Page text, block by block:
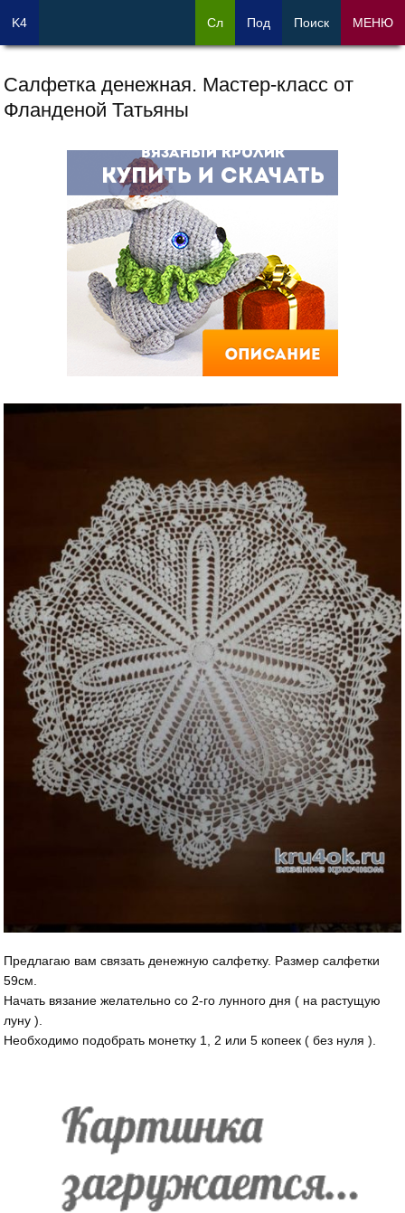
Салфетка денежная. Мастер-класс от
Фланденой Татьяны
Предлагаю вам связать денежную салфетку. Размер салфетки
59см.
Начать вязание желательно со 2-го лунного дня ( на растущую
луну ).
Необходимо подобрать монетку 1, 2 или 5 копеек ( без нуля ).
K4 Сл Под Поиск МЕНЮ